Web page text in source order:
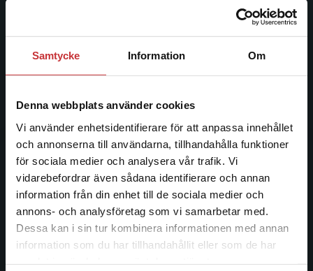
Samtycke Information Om
Denna webbplats använder cookies
Vi använder enhetsidentifierare för att anpassa innehållet
och annonserna till användarna, tillhandahålla funktioner
för sociala medier och analysera vår trafik. Vi
vidarebefordrar även sådana identifierare och annan
information från din enhet till de sociala medier och
annons- och analysföretag som vi samarbetar med.
Dessa kan i sin tur kombinera informationen med annan
information som du har tillhandahållit eller som de har
Begränsad fraktregion
Det verkar som att du besöker
ledande utbildningsförlag. Med läromedel, kurslitteratur,
facklitteratur, utbildningar och digitala
längs hela kunskapsresan.
Kontakta oss
Kontakta oss
046-31 20 00
Postadress: